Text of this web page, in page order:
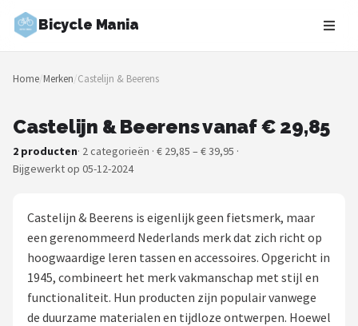
Bicycle Mania
Zoeken
NAVIGATIE
Merken
Kinderfietsen
Stadsfietsen
Home/Merken/Castelijn & Beerens
Castelijn & Beerens vanaf € 29,85
2 producten· 2 categorieën · € 29,85 – € 39,95 ·
Bijgewerkt op 05-12-2024
Castelijn & Beerens is eigenlijk geen fietsmerk, maar
een gerenommeerd Nederlands merk dat zich richt op
hoogwaardige leren tassen en accessoires. Opgericht in
1945, combineert het merk vakmanschap met stijl en
functionaliteit. Hun producten zijn populair vanwege
de duurzame materialen en tijdloze ontwerpen. Hoewel